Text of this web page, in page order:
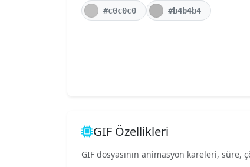
#c0c0c0 #b4b4b4
GIF Özellikleri
GIF dosyasının animasyon kareleri,